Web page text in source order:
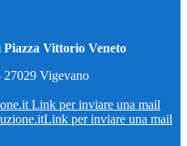
Vittorio Veneto
27029 Vigevano
Link per inviare una mail
Link per inviare una mail